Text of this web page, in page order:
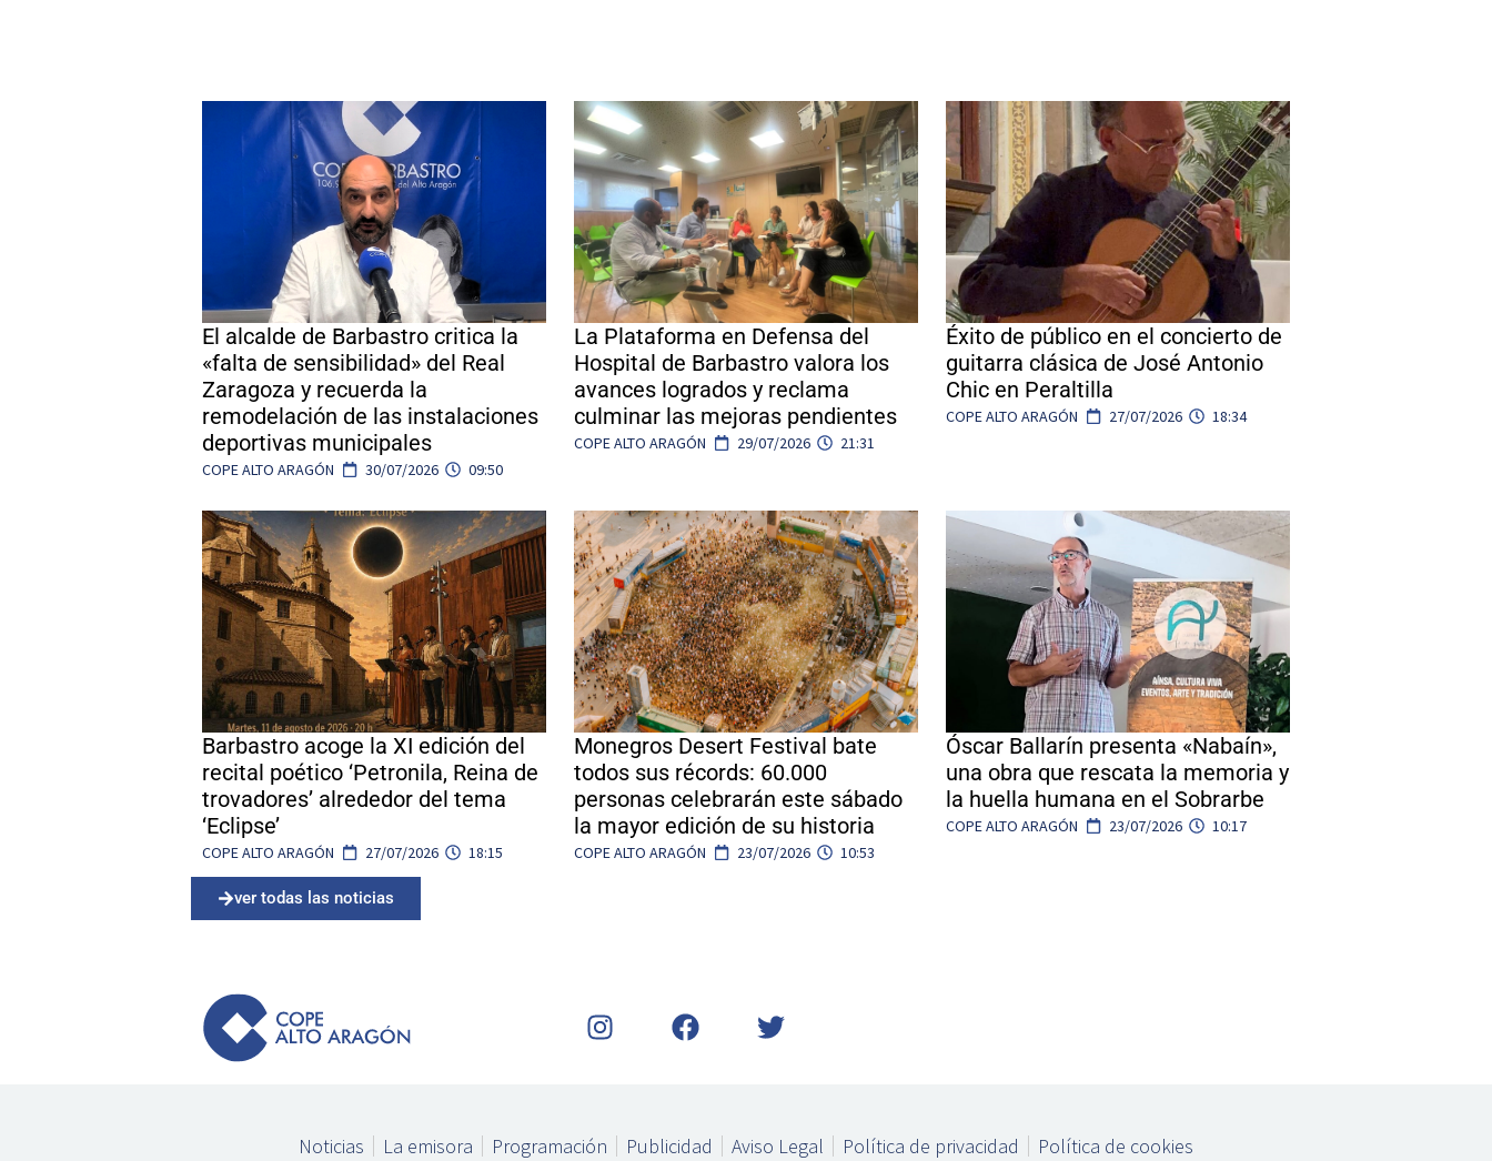
El alcalde de Barbastro critica la
«falta de sensibilidad» del Real
Zaragoza y recuerda la
remodelación de las instalaciones
deportivas municipales
COPE ALTO ARAGÓN 30/07/2026 09:50
La Plataforma en Defensa del
Hospital de Barbastro valora los
avances logrados y reclama
culminar las mejoras pendientes
COPE ALTO ARAGÓN 29/07/2026 21:31
Éxito de público en el concierto de
guitarra clásica de José Antonio
Chic en Peraltilla
COPE ALTO ARAGÓN 27/07/2026 18:34
Barbastro acoge la XI edición del
recital poético ‘Petronila, Reina de
trovadores’ alrededor del tema
‘Eclipse’
COPE ALTO ARAGÓN 27/07/2026 18:15
Monegros Desert Festival bate
todos sus récords: 60.000
personas celebrarán este sábado
la mayor edición de su historia
COPE ALTO ARAGÓN 23/07/2026 10:53
Óscar Ballarín presenta «Nabaín»,
una obra que rescata la memoria y
la huella humana en el Sobrarbe
COPE ALTO ARAGÓN 23/07/2026 10:17
ver todas las noticias
I
n
g
F
a
o
T
w
e
Noticias La emisora Programación Publicidad Aviso Legal Política de privacidad Política de cookies